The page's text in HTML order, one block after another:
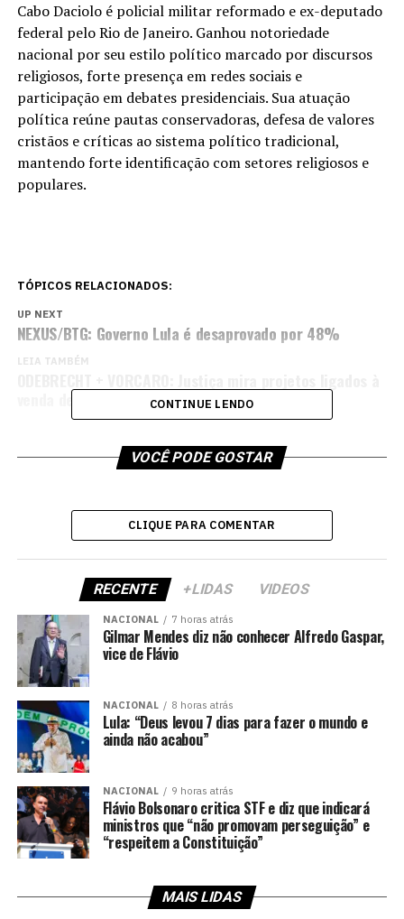
Cabo Daciolo é policial militar reformado e ex-deputado
federal pelo Rio de Janeiro. Ganhou notoriedade
nacional por seu estilo político marcado por discursos
religiosos, forte presença em redes sociais e
participação em debates presidenciais. Sua atuação
política reúne pautas conservadoras, defesa de valores
cristãos e críticas ao sistema político tradicional,
mantendo forte identificação com setores religiosos e
populares.
TÓPICOS RELACIONADOS:
UP NEXT
NEXUS/BTG: Governo Lula é desaprovado por 48%
LEIA TAMBÉM
venda de 577 apartamentos em SP
CONTINUE LENDO
VOCÊ PODE GOSTAR
CLIQUE PARA COMENTAR
RECENTE +LIDAS VIDEOS
NACIONAL 7 horas atrás
Gilmar Mendes diz não conhecer Alfredo Gaspar,
vice de Flávio
NACIONAL 8 horas atrás
Lula: “Deus levou 7 dias para fazer o mundo e
ainda não acabou”
NACIONAL 9 horas atrás
Flávio Bolsonaro critica STF e diz que indicará
ministros que “não promovam perseguição” e
“respeitem a Constituição”
MAIS LIDAS